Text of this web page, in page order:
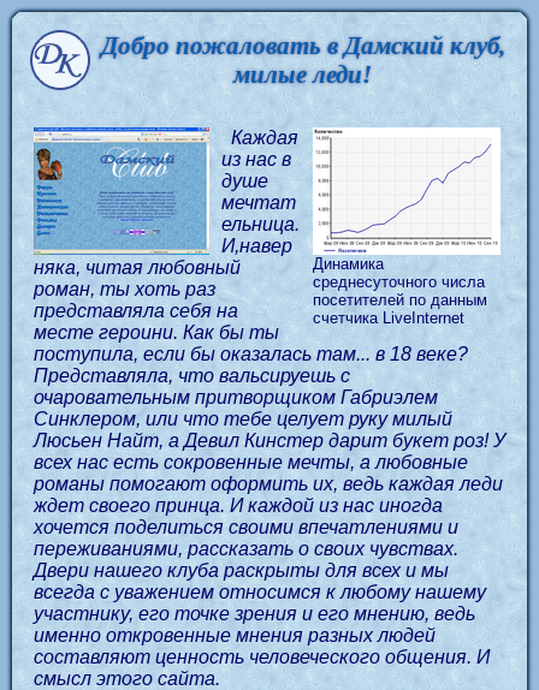
Добро пожаловать в Дамский клуб,
милые леди!
Динамика
среднесуточного числа
посетителей по данным
счетчика LiveInternet
Каждая
из нас в
душе
мечтат
ельница.
И,навер
няка, читая любовный
роман, ты хоть раз
представляла себя на
месте героини. Как бы ты
поступила, если бы оказалась там... в 18 веке?
Представляла, что вальсируешь с
очаровательным притворщиком Габриэлем
Синклером, или что тебе целует руку милый
Люсьен Найт, а Девил Кинстер дарит букет роз! У
всех нас есть сокровенные мечты, а любовные
романы помогают оформить их, ведь каждая леди
ждет своего принца. И каждой из нас иногда
хочется поделиться своими впечатлениями и
переживаниями, рассказать о своих чувствах.
Двери нашего клуба раскрыты для всех и мы
всегда с уважением относимся к любому нашему
участнику, его точке зрения и его мнению, ведь
именно откровенные мнения разных людей
составляют ценность человеческого общения. И
смысл этого сайта.